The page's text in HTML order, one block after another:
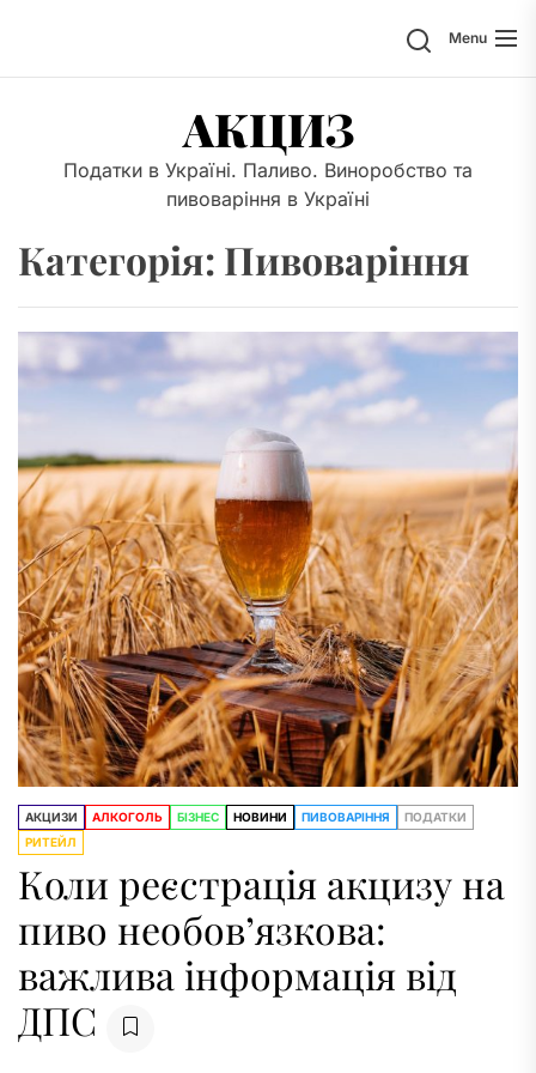
the
SearchMenu
АКЦИЗ
Податки в Україні. Паливо. Виноробство та
пивоваріння в Україні
Категорія: Пивоваріння
АКЦИЗИ АЛКОГОЛЬ БІЗНЕС НОВИНИ ПИВОВАРІННЯ
ПОДАТКИ
РИТЕЙЛ
Коли реєстрація акцизу на
пиво необов’язкова:
важлива інформація від
ДПС